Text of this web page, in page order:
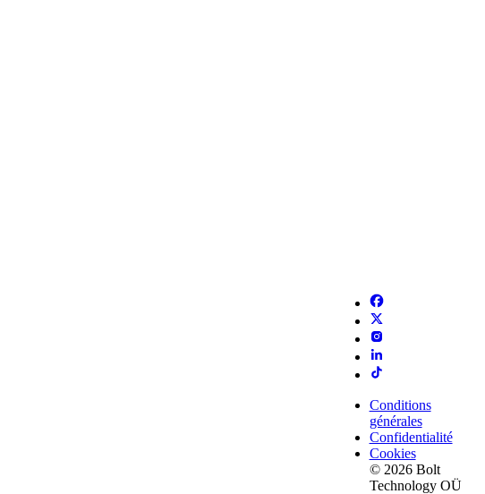
Conditions
générales
Confidentialité
Cookies
© 2026 Bolt
Technology OÜ